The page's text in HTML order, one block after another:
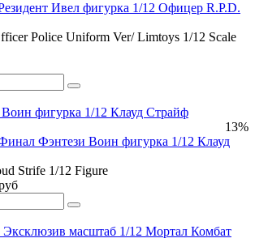
Ивел фигурка 1/12 Офицер R.P.D.
Police Uniform Ver/ Limtoys 1/12 Scale
13%
Фэнтези Воин фигурка 1/12 Клауд
Strife 1/12 Figure